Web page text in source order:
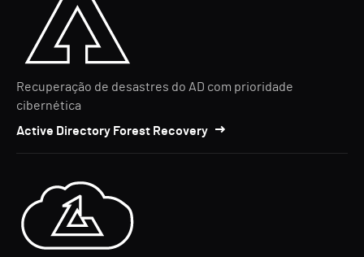
Recuperação de desastres do AD com prioridade
cibernética
Active Directory Forest Recovery